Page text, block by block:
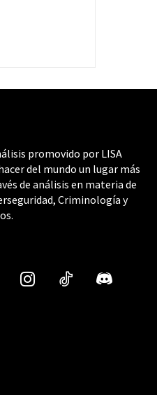
promovido por LISA
del mundo un lugar más
de análisis en materia de
Criminología y